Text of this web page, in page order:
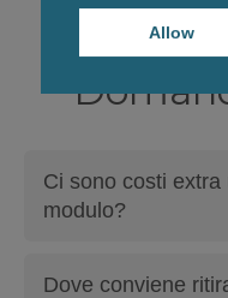
Allow
Ci sono costi extra
modulo?
Dove conviene